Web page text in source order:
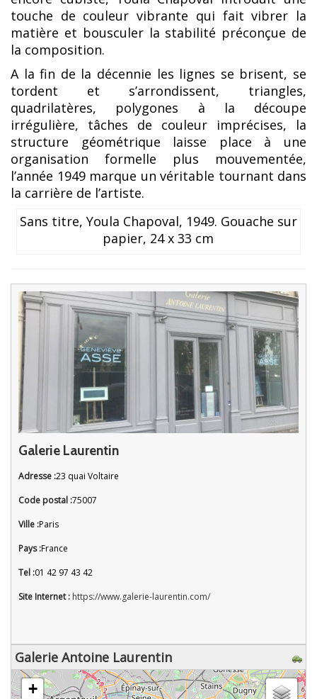
touche de couleur vibrante qui fait vibrer la
matière et bousculer la stabilité préconçue de
la composition.
A la fin de la décennie les lignes se brisent, se
tordent et s’arrondissent, triangles,
quadrilatères, polygones à la découpe
irrégulière, tâches de couleur imprécises, la
structure géométrique laisse place à une
organisation formelle plus mouvementée,
l’année 1949 marque un véritable tournant dans
la carrière de l’artiste.
Sans titre, Youla Chapoval, 1949. Gouache sur
papier, 24 x 33 cm
Galerie Laurentin
Adresse :23 quai Voltaire
Code postal :75007
Ville :Paris
Pays :France
Tel :01 42 97 43 42
Site Internet : https://www.galerie-laurentin.com/
Galerie Antoine Laurentin
chargement de la carte - veuillez patienter...
+